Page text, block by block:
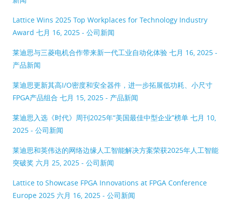
Lattice Wins 2025 Top Workplaces for Technology Industry
Award 七月 16, 2025 - 公司新闻
莱迪思与三菱电机合作带来新一代工业自动化体验 七月 16, 2025 -
产品新闻
莱迪思更新其高I/O密度和安全器件，进一步拓展低功耗、小尺寸
FPGA产品组合 七月 15, 2025 - 产品新闻
莱迪思入选《时代》周刊2025年“美国最佳中型企业”榜单 七月 10,
2025 - 公司新闻
莱迪思和英伟达的网络边缘人工智能解决方案荣获2025年人工智能
突破奖 六月 25, 2025 - 公司新闻
Lattice to Showcase FPGA Innovations at FPGA Conference
Europe 2025 六月 16, 2025 - 公司新闻